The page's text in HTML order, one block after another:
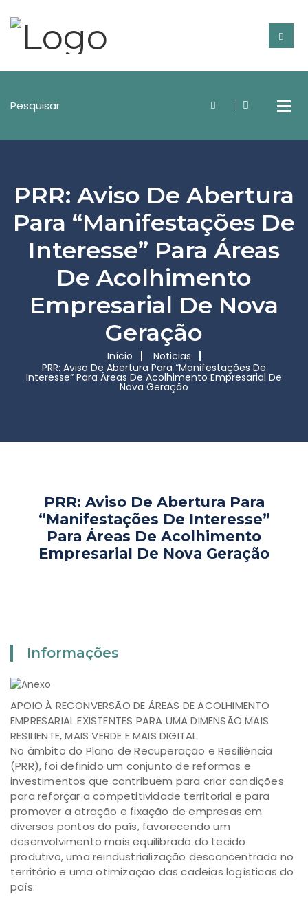
PRR: Aviso De Abertura
Para “Manifestações De
Interesse” Para Áreas
De Acolhimento
Empresarial De Nova
Geração
Início
Noticias
PRR: Aviso De Abertura Para “Manifestações De
Interesse” Para Áreas De Acolhimento Empresarial De
Nova Geração
PRR: Aviso De Abertura Para
“Manifestações De Interesse”
Para Áreas De Acolhimento
Empresarial De Nova Geração
Informações
APOIO À RECONVERSÃO DE ÁREAS DE ACOLHIMENTO
EMPRESARIAL EXISTENTES PARA UMA DIMENSÃO MAIS
RESILIENTE, MAIS VERDE E MAIS DIGITAL
No âmbito do Plano de Recuperação e Resiliência
(PRR), foi definido um conjunto de reformas e
investimentos que contribuem para criar condições
para reforçar a competitividade territorial e para
promover a atração e fixação de empresas em
diversos pontos do país, favorecendo um
desenvolvimento mais equilibrado do tecido
produtivo, uma reindustrialização desconcentrada no
território e uma otimização das cadeias logísticas do
país.